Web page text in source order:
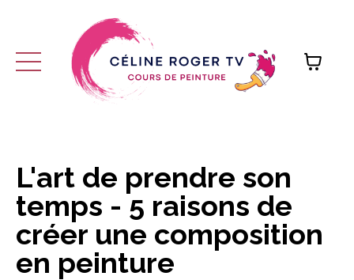
L'art de prendre son
temps - 5 raisons de
créer une composition
en peinture